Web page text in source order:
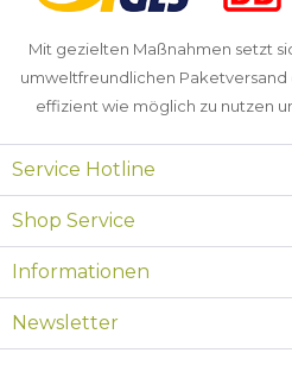
Mit gezielten Maßnahmen setzt
umweltfreundlichen Paketversand
effizient wie möglich zu nutzen
Service Hotline
Shop Service
Informationen
Newsletter